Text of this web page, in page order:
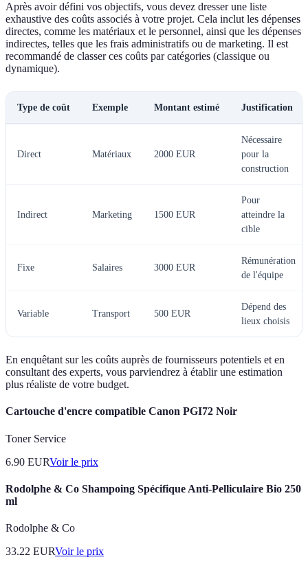
Après avoir défini vos objectifs, vous devez dresser une liste
exhaustive des coûts associés à votre projet. Cela inclut les dépenses
directes, comme les matériaux et le personnel, ainsi que les dépenses
indirectes, telles que les frais administratifs ou de marketing. Il est
recommandé de classer ces coûts par catégories (classique ou
dynamique).
Type de coût Exemple Montant estimé Justification
Direct Matériaux 2000 EUR
Nécessaire
pour la
construction
Indirect Marketing 1500 EUR
Pour
atteindre la
cible
Fixe Salaires 3000 EUR
Rémunération
de l'équipe
Variable Transport 500 EUR
Dépend des
lieux choisis
En enquêtant sur les coûts auprès de fournisseurs potentiels et en
consultant des experts, vous parviendrez à établir une estimation
plus réaliste de votre budget.
Cartouche d'encre compatible Canon PGI72 Noir
Toner Service
6.90 EURVoir le prix
Rodolphe & Co Shampoing Spécifique Anti-Pelliculaire Bio 250
ml
Rodolphe & Co
33.22 EURVoir le prix